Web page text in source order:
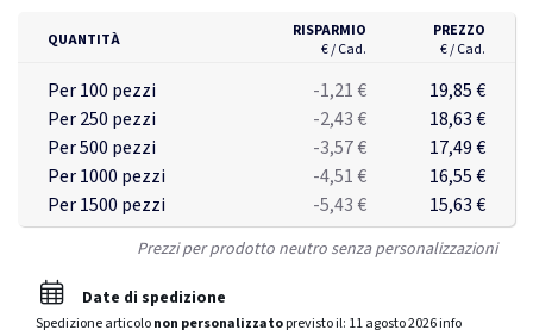
Realizzato con materiali riciclati. Design registrato®
QUANTITÀ
RISPARMIO
€ / Cad.
PREZZO
€ / Cad.
Per 100 pezzi -1,21 €
19,85 €
Per 250 pezzi
-2,43 €
18,63 €
Per 500 pezzi
-3,57 €
17,49 €
Per 1000 pezzi
-4,51 €
16,55 €
Per 1500 pezzi
-5,43 € 15,63 €
Prezzi per prodotto neutro senza personalizzazioni
Date di spedizione
Spedizione articolonon personalizzatoprevisto il: 11 agosto 2026info